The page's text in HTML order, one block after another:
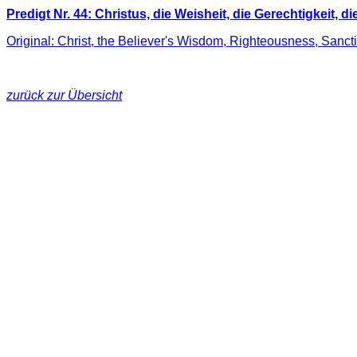
Predigt Nr. 44: Christus, die Weisheit, die Gerechtigkeit,
Original: Christ, the Believer's Wisdom, Righteousness,
zurück zur Übersicht